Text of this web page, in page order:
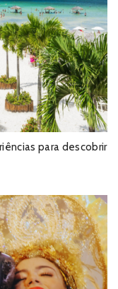
para descobrir